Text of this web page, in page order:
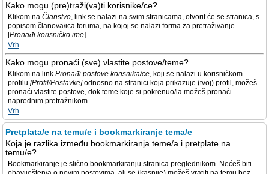
Kako mogu (pre)traži(va)ti korisnike/ce?
Klikom na Članstvo, link se nalazi na svim stranicama, otvorit će se stranica, s
popisom članova/ica foruma, na kojoj se nalazi forma za pretraživanje
[Pronađi korisničko ime].
Vrh
Kako mogu pronaći (sve) vlastite postove/teme?
Klikom na link Pronađi postove korisnika/ce, koji se nalazi u korisničkom
profilu [Profil/Postavke]odnosno na stranici koja prikazuje (tvoj) profil, možeš
pronaći vlastite postove, dok teme koje si pokrenuo/la možeš pronaći
naprednim pretražnikom.
Vrh
Pretplata/e na temu/e i bookmarkiranje tema/e
Koja je razlika između bookmarkiranja teme/a i pretplate na
temu/e?
Bookmarkiranje je slično bookmarkiranju stranica preglednikom. Nećeš biti